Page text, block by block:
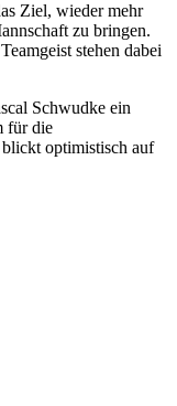
Ziel, wieder mehr
zu bringen.
stehen dabei
Schwudke ein
für die
optimistisch auf